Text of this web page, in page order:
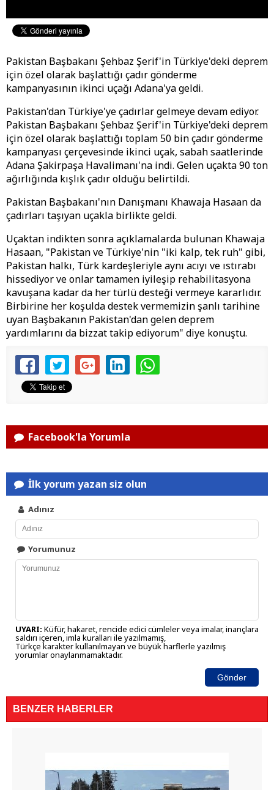
Pakistan Başbakanı Şehbaz Şerif'in Türkiye'deki deprem
için özel olarak başlattığı çadır gönderme
kampanyasının ikinci uçağı Adana'ya geldi.
Pakistan'dan Türkiye'ye çadırlar gelmeye devam ediyor.
Pakistan Başbakanı Şehbaz Şerif'in Türkiye'deki deprem
için özel olarak başlattığı toplam 50 bin çadır gönderme
kampanyası çerçevesinde ikinci uçak, sabah saatlerinde
Adana Şakirpaşa Havalimanı'na indi. Gelen uçakta 90 ton
ağırlığında kışlık çadır olduğu belirtildi.
Pakistan Başbakanı'nın Danışmanı Khawaja Hasaan da
çadırları taşıyan uçakla birlikte geldi.
Uçaktan indikten sonra açıklamalarda bulunan Khawaja
Hasaan, "Pakistan ve Türkiye'nin "iki kalp, tek ruh" gibi,
Pakistan halkı, Türk kardeşleriyle aynı acıyı ve ıstırabı
hissediyor ve onlar tamamen iyileşip rehabilitasyona
kavuşana kadar da her türlü desteği vermeye kararlıdır.
Birbirine her koşulda destek vermemizin şanlı tarihine
uyan Başbakanın Pakistan'dan gelen deprem
yardımlarını da bizzat takip ediyorum" diye konuştu.
Facebook'la Yorumla
İlk yorum yazan siz olun
Adınız
Yorumunuz
UYARI: Küfür, hakaret, rencide edici cümleler veya imalar, inançlara
saldırı içeren, imla kuralları ile yazılmamış,
Türkçe karakter kullanılmayan ve büyük harflerle yazılmış
yorumlar onaylanmamaktadır.
Gönder
BENZER HABERLER